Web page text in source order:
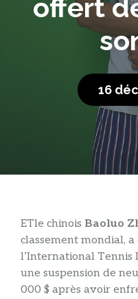
offert
16
ETle chinois Baoluo
classement mondial,
l’International Tennis
une suspension de
000 $ après avoir